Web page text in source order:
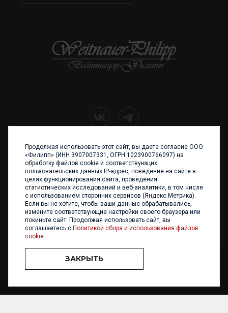
+7 (4012) 960 898
236017 Калининград,
ул. Каштановая аллея, 47
Телефон: +7 4012 960 898,
+7 4012 960 856
Написать нам
ООО «ФИЛИПП» © 2013 - 2026. Все права защищены
Разработка и
Продолжая использовать этот сайт, вы даете согласие ООО
«Филипп» (ИНН 3907007331, ОГРН 1023900766097) на
обработку файлов cookie и соответствующих
пользовательских данных IP-адрес, поведение на сайте в
целях функционирования сайта, проведения
статистических исследований и веб-аналитики, в том числе
с использованием сторонних сервисов (Яндекс.Метрика).
Если вы не хотите, чтобы ваши данные обрабатывались,
измените соответствующие настройки своего браузера или
покиньте сайт. Продолжая использовать сайт, вы
соглашаетесь с Политикой сбора и использования файлов
cookie
ЗАКРЫТЬ